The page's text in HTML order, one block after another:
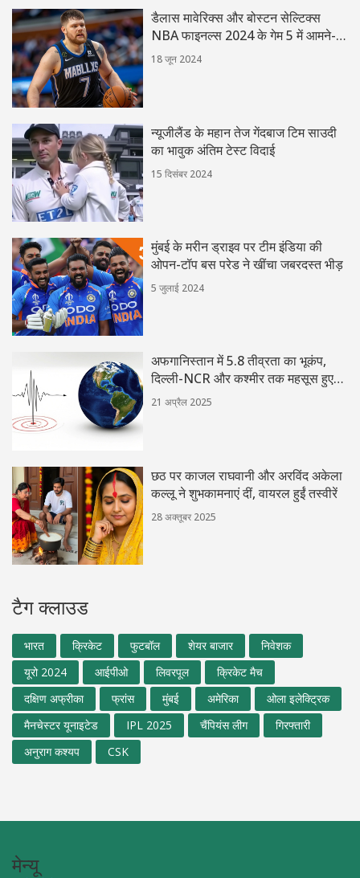
डैलास मावेरिक्स और बोस्टन सेल्टिक्स
NBA फाइनल्स 2024 के गेम 5 में आमने-
सामने: देखें कैसे
18 जून 2024
न्यूजीलैंड के महान तेज गेंदबाज टिम साउदी
का भावुक अंतिम टेस्ट विदाई
15 दिसंबर 2024
मुंबई के मरीन ड्राइव पर टीम इंडिया की
ओपन-टॉप बस परेड ने खींचा जबरदस्त भीड़
5 जुलाई 2024
अफगानिस्तान में 5.8 तीव्रता का भूकंप,
दिल्ली-NCR और कश्मीर तक महसूस हुए
झटके
21 अप्रैल 2025
छठ पर काजल राघवानी और अरविंद अकेला
कल्लू ने शुभकामनाएं दीं, वायरल हुईं तस्वीरें
28 अक्तूबर 2025
टैग क्लाउड
भारत क्रिकेट फुटबॉल शेयर बाजार
निवेशक
यूरो 2024
आईपीओ लिवरपूल
क्रिकेट मैच
दक्षिण अफ्रीका
फ्रांस मुंबई अमेरिका
ओला इलेक्ट्रिक
मैनचेस्टर यूनाइटेड
IPL 2025 चैंपियंस लीग
गिरफ्तारी
अनुराग कश्यप
CSK
मेन्यू